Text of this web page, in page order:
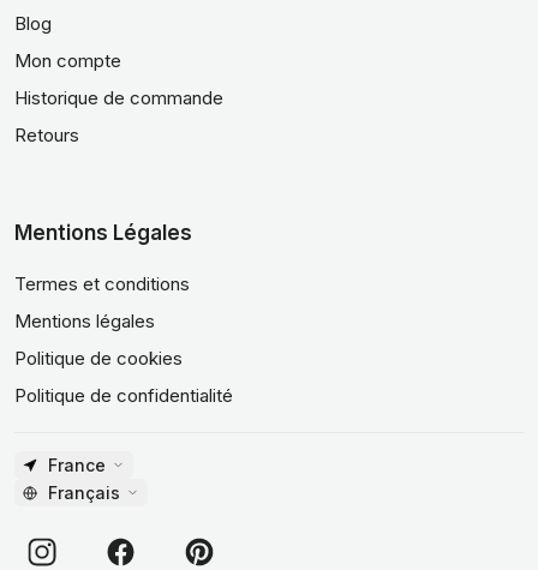
Blog
Mon compte
Historique de commande
Retours
Mentions Légales
Termes et conditions
Mentions légales
Politique de cookies
Politique de confidentialité
France
Français